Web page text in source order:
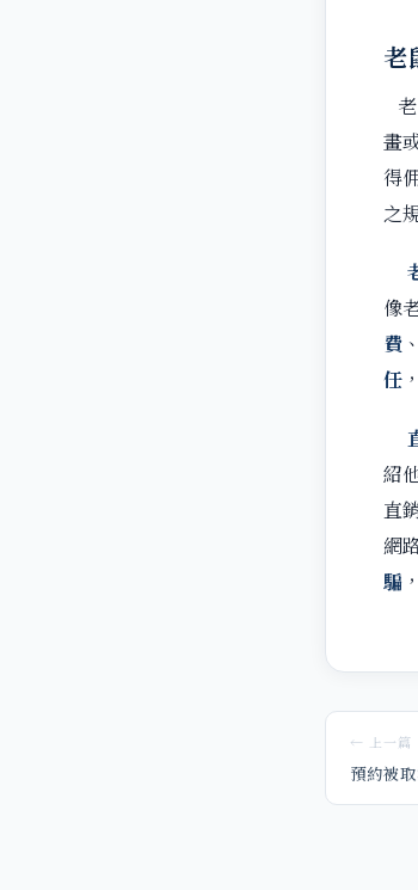
老
畫
得
之
像
費 、
任
紹
直
網
騙
← 上一篇
預約被